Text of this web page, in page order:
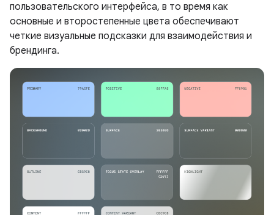
пользовательского интерфейса, в то время как
основные и второстепенные цвета обеспечивают
четкие визуальные подсказки для взаимодействия и
брендинга.